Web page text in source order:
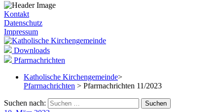
Kontakt
Datenschutz
Impressum
Downloads
Pfarrnachrichten
Katholische Kirchengemeinde>
Pfarrnachrichten > Pfarrnachrichten 11/2023
Suchen nach: